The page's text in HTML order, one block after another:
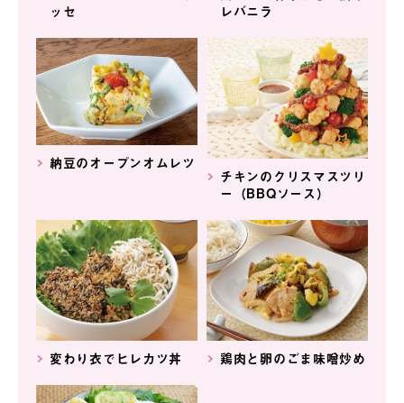
ッセ
レバニラ
納豆のオープンオムレツ
チキンのクリスマスツリ
ー（BBQソース）
変わり衣でヒレカツ丼 鶏肉と卵のごま味噌炒め